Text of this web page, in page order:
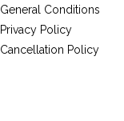
General Conditions
Privacy Policy
Cancellation Policy